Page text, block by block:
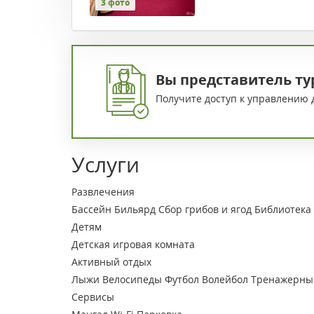
3 фото
Вы представитель
Получите доступ к
Услуги
Развлечения
Бассейн Бильярд Сбор грибов и ягод Библиотека
Детям
Детская игровая комната
Активный отдых
Лыжи Велосипеды Футбол Волейбол
Сервисы